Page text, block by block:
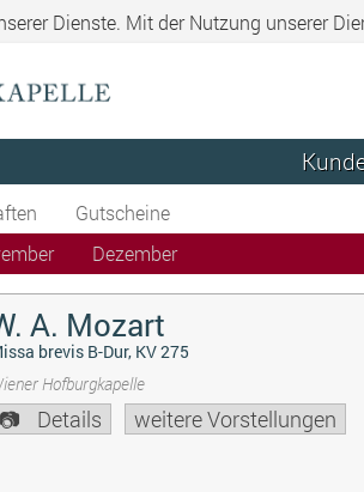
Dienste. Mit der Nutzung unserer
Gutscheine
Dezember
A. Mozart
brevis B-Dur, KV 275
Hofburgkapelle
Details weitere Vorstellungen